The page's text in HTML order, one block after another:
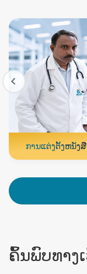
ການແຕ່ງຕັ້ງຫນັງສື
ຄົ້ນພົບທາງ